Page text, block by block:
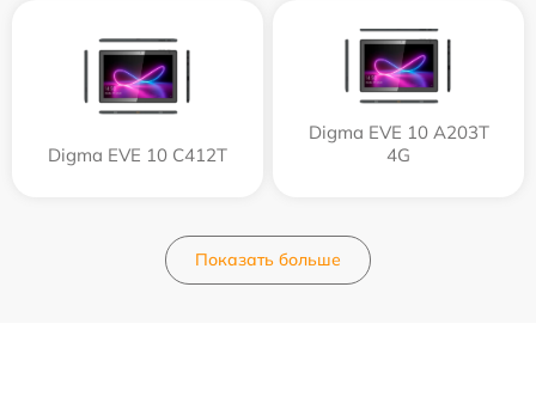
Digma EVE 10 C412T
Digma EVE 10 A203T
4G
Показать больше